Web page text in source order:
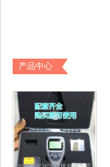
产品中心